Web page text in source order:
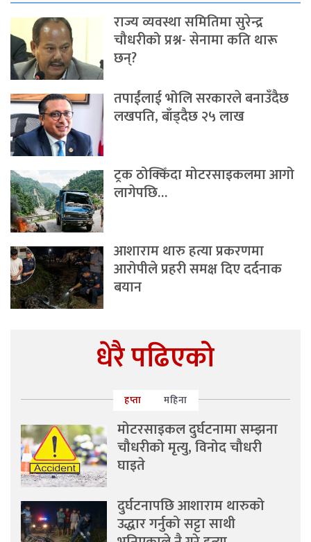
राज्य व्यवस्था समितिमा सुरेन्द्र
चौधरीको प्रश्न- सेनामा कति थारू
छन्?
तपाईंलाई भोलि सरकारले बनाउँदैछ
लखपति, बाँड्दैछ २५ लाख
ट्रक ठोक्किँदा मोटरसाइकलमा आगो
लागेपछि…
आशाराम थारु हत्या प्रकरणमा
आरोपीले प्रहरी समक्ष दिए दर्दनाक
बयान
धेरै पढिएको
हप्ता महिना
मोटरसाइकल दुर्घटनामा सम्झना
चौधरीको मृत्यु, विनोद चौधरी
घाइते
दुर्घटनापछि आशाराम थारुको
उद्धार गर्नुको सट्टा साथी